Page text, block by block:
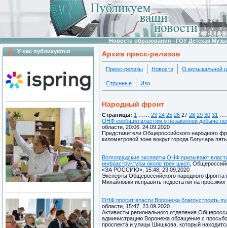
Новости образования - ГОУ Детская
У нас публикуются
Архив пресс-релизов
Пресс-релизы Новости О музыкальной
Струнные Изо
Народный фронт
Страницы: 1 23 24 25 26 27 28 29 30 31
ОНФ сообщил властям о незаконной добыче
области, 20:06, 24.09.2020
Представители Общероссийского народного
километровой зоне вокруг города Богучара
Волгоградские эксперты ОНФ призывают
инфраструктуры около трех школ ,
«ЗА РОССИЮ», 15:48, 23.09.2020
Эксперты Общероссийского народного фронта
Михайловки исправить недостатки на
ОНФ просит власти Воронежа благоустроить
области, 15:47, 23.09.2020
Активисты регионального отделения
администрацию Воронежа обращение с
проспекта и улицы Шишкова, который